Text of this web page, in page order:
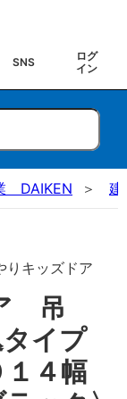
SNS
ログ
イン
DAIKEN 建
りキッズドア
吊
イプ
４幅